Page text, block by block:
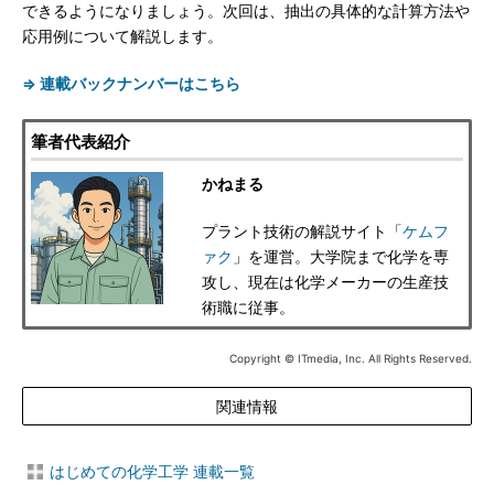
できるようになりましょう。次回は、抽出の具体的な計算方法や
応用例について解説します。
⇒ 連載バックナンバーはこちら
筆者代表紹介
かねまる
プラント技術の解説サイト「ケムフ
ァク 」を運営。大学院まで化学を専
攻し、現在は化学メーカーの生産技
術職に従事。
Copyright © ITmedia, Inc. All Rights Reserved.
関連情報
はじめての化学工学 連載一覧